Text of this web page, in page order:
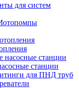
для систем
станции
для ПНД труб